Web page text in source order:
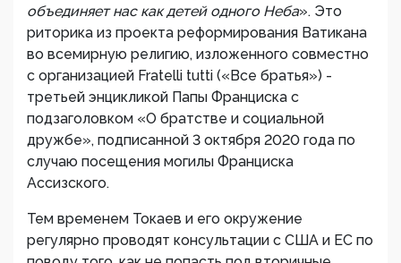
объединяет нас как детей одного Неба». Это
риторика из проекта реформирования Ватикана
во всемирную религию, изложенного совместно
с организацией Fratelli tutti («Все братья») -
третьей энцикликой Папы Франциска с
подзаголовком «О братстве и социальной
дружбе», подписанной 3 октября 2020 года по
случаю посещения могилы Франциска
Ассизского.
Тем временем Токаев и его окружение
регулярно проводят консультации с США и ЕС по